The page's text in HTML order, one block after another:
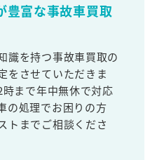
豊富な事故車買取
識を持つ事故車買取の
をさせていただきま
まで年中無休で対応
の処理でお困りの方
トまでご相談くださ